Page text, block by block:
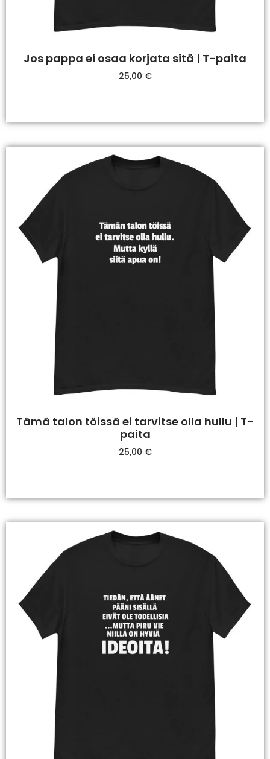
Jos pappa ei osaa korjata sitä | T-paita
25,00 €
Tämä talon töissä ei tarvitse olla hullu | T-
paita
25,00 €